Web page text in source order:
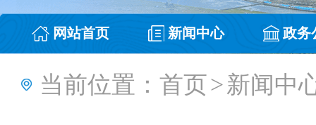
网站首页 新闻中心 政务
当前位置： 首页>新闻中